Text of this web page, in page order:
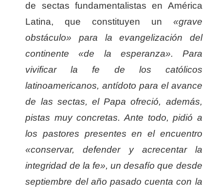
de sectas fundamentalistas en América
Latina, que constituyen un «grave
obstáculo» para la evangelización del
continente «de la esperanza». Para
vivificar la fe de los católicos
latinoamericanos, antídoto para el avance
de las sectas, el Papa ofreció, además,
pistas muy concretas. Ante todo, pidió a
los pastores presentes en el encuentro
«conservar, defender y acrecentar la
integridad de la fe», un desafío que desde
septiembre del año pasado cuenta con la